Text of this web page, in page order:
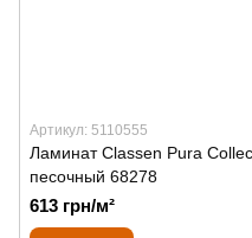
Артикул: 5110555
Ламинат Classen Pura
песочный 68278
613 грн/м²